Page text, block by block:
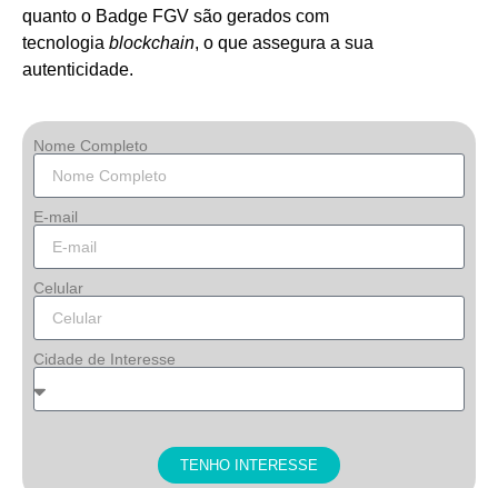
quanto o Badge FGV são gerados com
tecnologia blockchain, o que assegura a sua
autenticidade.
Nome Completo
E-mail
Celular
Cidade de Interesse
TENHO INTERESSE